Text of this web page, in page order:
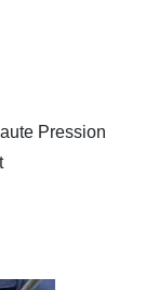
Pression